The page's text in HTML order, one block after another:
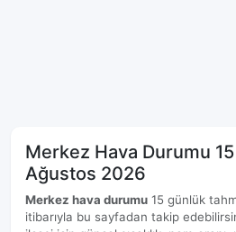
Merkez Hava Durumu
Ağustos 2026
Merkez hava durumu 15 günlük
itibarıyla bu sayfadan takip